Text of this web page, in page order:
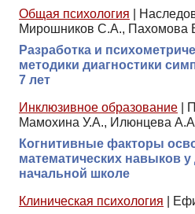
Общая психология
Мирошников С.А., Пахомова
Разработка и
методики диагностики
7 лет
Инклюзивное образование
Мамохина У.А., Илюнцева
Когнитивные факторы
математических навыков
начальной школе
Клиническая психология